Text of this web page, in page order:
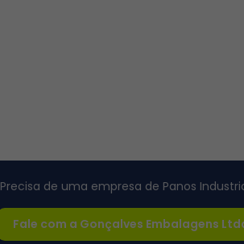
Precisa de uma empresa de Panos
Fale com a Gonçalves Embalagens